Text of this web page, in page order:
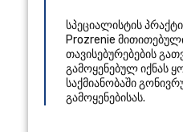
სპეციალისტის
Prozrenie
თავისებურებების
გამოყენებულ იქნას
საქმიანობაში
გამოყენებისას.